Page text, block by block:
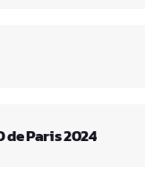
de Paris 2024